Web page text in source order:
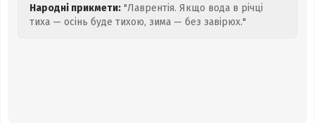
Народні прикмети: "Лаврентія. Якщо вода в річці
тиха — осінь буде тихою, зима — без завірюх."